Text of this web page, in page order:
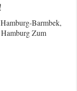
Barmbek,
Zum